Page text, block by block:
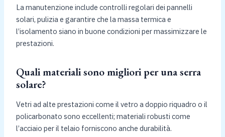
La manutenzione include controlli regolari dei pannelli
solari, pulizia e garantire che la massa termica e
l’isolamento siano in buone condizioni per massimizzare le
prestazioni.
Quali materiali sono migliori per una serra
solare?
Vetri ad alte prestazioni come il vetro a doppio riquadro o il
policarbonato sono eccellenti; materiali robusti come
l’acciaio per il telaio forniscono anche durabilità.